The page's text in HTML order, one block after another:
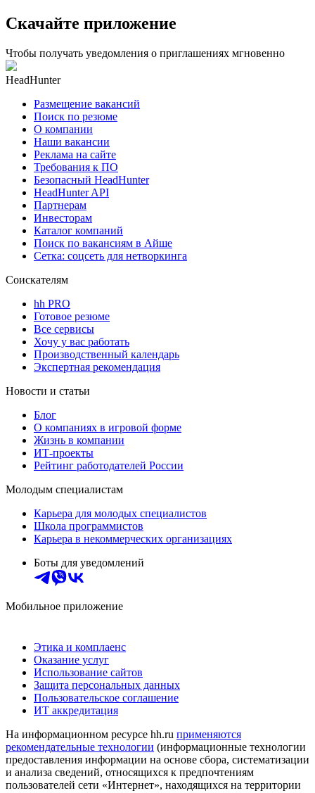
Скачайте приложение
Чтобы получать уведомления о приглашениях мгновенно
HeadHunter
Размещение вакансий
Поиск по резюме
О компании
Наши вакансии
Реклама на сайте
Требования к ПО
Безопасный HeadHunter
HeadHunter API
Партнерам
Инвесторам
Каталог компаний
Поиск по вакансиям в Айше
Сетка: соцсеть для нетворкинга
Соискателям
hh PRO
Готовое резюме
Все сервисы
Хочу у вас работать
Производственный календарь
Экспертная рекомендация
Новости и статьи
Блог
О компаниях в игровой форме
Жизнь в компании
ИТ-проекты
Рейтинг работодателей России
Молодым специалистам
Карьера для молодых специалистов
Школа программистов
Карьера в некоммерческих организациях
Боты для уведомлений
Мобильное приложение
Этика и комплаенс
Оказание услуг
Использование сайтов
Защита персональных данных
Пользовательское соглашение
ИТ аккредитация
На информационном ресурсе hh.ru применяются
рекомендательные технологии (информационные технологии
предоставления информации на основе сбора, систематизации
и анализа сведений, относящихся к предпочтениям
пользователей сети «Интернет», находящихся на территории